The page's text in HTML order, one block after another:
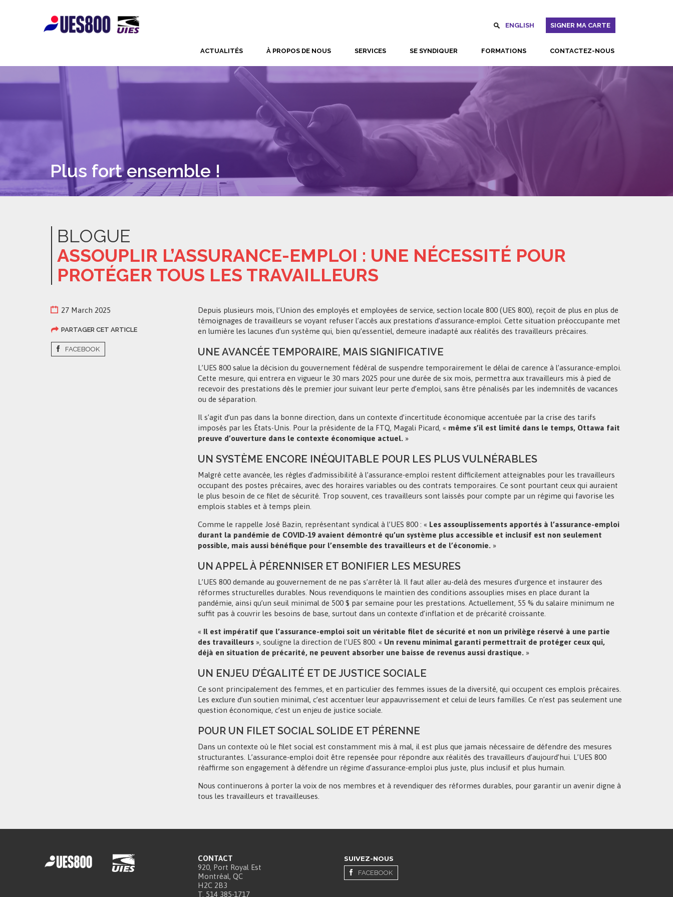
ENGLISH SIGNER MA CARTE
ACTUALITÉS À PROPOS DE NOUS SERVICES SE SYNDIQUER FORMATIONS CONTACTEZ-NOUS
Plus fort ensemble !
BLOGUE
ASSOUPLIR L’ASSURANCE-EMPLOI : UNE NÉCESSITÉ POUR
PROTÉGER TOUS LES TRAVAILLEURS
27 March 2025
PARTAGER CET ARTICLE
FACEBOOK
Depuis plusieurs mois, l’Union des employés et employées de service, section locale 800 (UES 800), reçoit de plus en plus de
témoignages de travailleurs se voyant refuser l’accès aux prestations d’assurance-emploi. Cette situation préoccupante met
en lumière les lacunes d’un système qui, bien qu’essentiel, demeure inadapté aux réalités des travailleurs précaires.
UNE AVANCÉE TEMPORAIRE, MAIS SIGNIFICATIVE
L’UES 800 salue la décision du gouvernement fédéral de suspendre temporairement le délai de carence à l’assurance-emploi.
Cette mesure, qui entrera en vigueur le 30 mars 2025 pour une durée de six mois, permettra aux travailleurs mis à pied de
recevoir des prestations dès le premier jour suivant leur perte d’emploi, sans être pénalisés par les indemnités de vacances
ou de séparation.
Il s’agit d’un pas dans la bonne direction, dans un contexte d’incertitude économique accentuée par la crise des tarifs
imposés par les États-Unis. Pour la présidente de la FTQ, Magali Picard, « même s’il est limité dans le temps, Ottawa fait
preuve d’ouverture dans le contexte économique actuel.»
UN SYSTÈME ENCORE INÉQUITABLE POUR LES PLUS VULNÉRABLES
Malgré cette avancée, les règles d’admissibilité à l’assurance-emploi restent difficilement atteignables pour les travailleurs
occupant des postes précaires, avec des horaires variables ou des contrats temporaires. Ce sont pourtant ceux qui auraient
le plus besoin de ce filet de sécurité. Trop souvent, ces travailleurs sont laissés pour compte par un régime qui favorise les
emplois stables et à temps plein.
Comme le rappelle José Bazin, représentant syndical à l’UES 800 : « Les assouplissements apportés à l’assurance-emploi
durant la pandémie de COVID-19 avaient démontré qu’un système plus accessible et inclusif est non seulement
possible, mais aussi bénéfique pour l’ensemble des travailleurs et de l’économie.»
UN APPEL À PÉRENNISER ET BONIFIER LES MESURES
L’UES 800 demande au gouvernement de ne pas s’arrêter là. Il faut aller au-delà des mesures d’urgence et instaurer des
réformes structurelles durables. Nous revendiquons le maintien des conditions assouplies mises en place durant la
pandémie, ainsi qu’un seuil minimal de 500 $ par semaine pour les prestations. Actuellement, 55 % du salaire minimum ne
suffit pas à couvrir les besoins de base, surtout dans un contexte d’inflation et de précarité croissante.
« Il est impératif que l’assurance-emploi soit un véritable filet de sécurité et non un privilège réservé à une partie
des travailleurs», souligne la direction de l’UES 800. « Un revenu minimal garanti permettrait de protéger ceux qui,
déjà en situation de précarité, ne peuvent absorber une baisse de revenus aussi drastique.»
UN ENJEU D’ÉGALITÉ ET DE JUSTICE SOCIALE
Ce sont principalement des femmes, et en particulier des femmes issues de la diversité, qui occupent ces emplois précaires.
Les exclure d’un soutien minimal, c’est accentuer leur appauvrissement et celui de leurs familles. Ce n’est pas seulement une
question économique, c’est un enjeu de justice sociale.
POUR UN FILET SOCIAL SOLIDE ET PÉRENNE
Dans un contexte où le filet social est constamment mis à mal, il est plus que jamais nécessaire de défendre des mesures
structurantes. L’assurance-emploi doit être repensée pour répondre aux réalités des travailleurs d’aujourd’hui. L’UES 800
réaffirme son engagement à défendre un régime d’assurance-emploi plus juste, plus inclusif et plus humain.
Nous continuerons à porter la voix de nos membres et à revendiquer des réformes durables, pour garantir un avenir digne à
tous les travailleurs et travailleuses.
CONTACT
920, Port Royal Est
Montréal, QC
H2C 2B3
T. 514 385-1717
SUIVEZ-NOUS
FACEBOOK